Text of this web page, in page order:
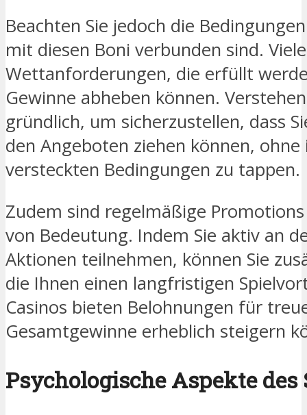
Beachten Sie jedoch die
mit diesen Boni verbunden sind.
Wettanforderungen, die erfüllt
Gewinne abheben können.
gründlich, um sicherzustellen, dass
den Angeboten ziehen können, ohne
versteckten Bedingungen zu tappen.
Zudem sind regelmäßige
von Bedeutung. Indem Sie aktiv an
Aktionen teilnehmen, können Sie
die Ihnen einen langfristigen
Casinos bieten Belohnungen für
Gesamtgewinne erheblich steigern
Psychologische Aspekte des